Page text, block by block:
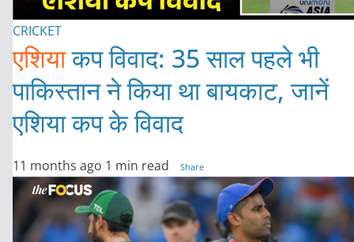
CRICKET
एशियाकप विवाद: 35 साल पहले भी
पाकिस्तान ने किया था बायकाट, जानें
एशिया कप के विवाद
11 months ago 1 min read Share